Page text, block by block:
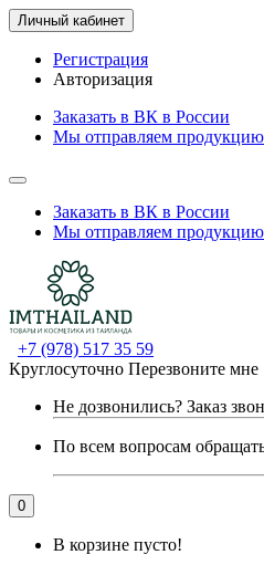
Личный кабинет
Регистрация
Авторизация
Заказать в ВК в России
Мы отправляем продукцию
Заказать в ВК в России
Мы отправляем продукцию
+7 (978) 517 35 59
Круглосуточно Перезвоните мне
Не дозвонились? Заказ
По всем вопросам
0
В корзине пусто!